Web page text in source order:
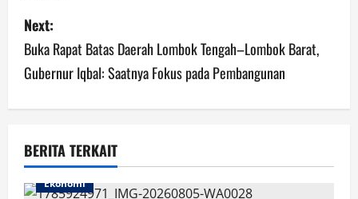
n
a
v
i
g
Next:
Buka Rapat Batas Daerah Lombok Tengah–Lombok Barat,
Gubernur Iqbal: Saatnya Fokus pada Pembangunan
BERITA TERKAIT
Ekonomi